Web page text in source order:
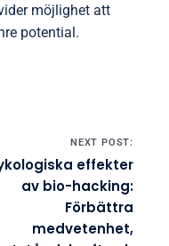
möjlighet att
potential.
NEXT POST:
effekter
av bio-hacking:
Förbättra
medvetenhet,